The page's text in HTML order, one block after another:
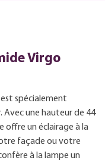
Virgo
spécialement
Avec une hauteur de 44
offre un éclairage à la
façade ou votre
à la lampe un